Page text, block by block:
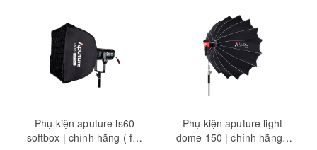
Phụ kiện aputure ls60
softbox | chính hãng ( full
Phụ kiện aputure light
dome 150 | chính hãng (